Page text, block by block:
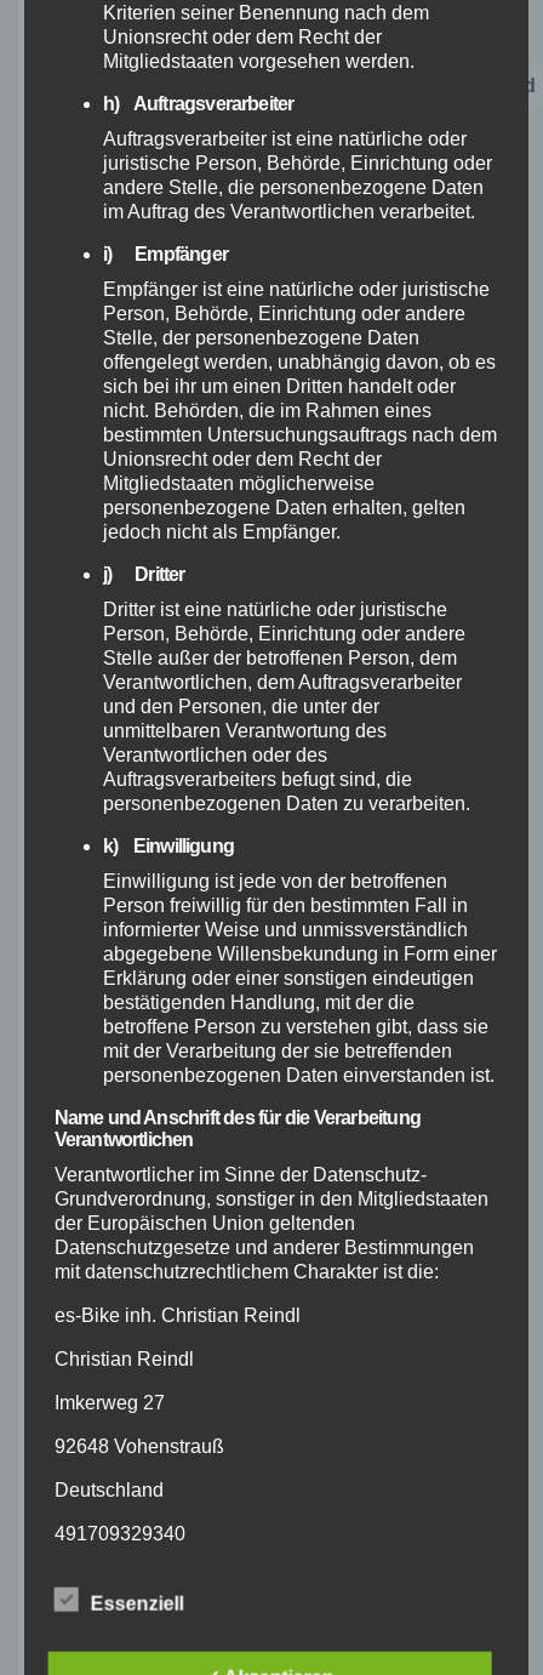
Rädern und erkunde die Schätze Hessens.
Schwierigkeitsgrad
Rügen-
Königsberg-Route
420
km
Mittel
Alpenüberquerung Varies Schwer
Hessischer
Radfernweg R8
350
km
Einfach
Vorbereitung auf eine
Bikepacking Tour
Bevor wir uns auf eine aufregende Bikepacking
Tour begeben, ist es wichtig, einige Dinge
vorzubereiten. Hier sind einige Tipps, die uns
helfen, uns optimal auf unser Abenteuer
vorzubereiten:
1. Die richtige
Bikepacking Ausrüstung
Um sicherzustellen, dass wir während unserer
Tour gut ausgestattet sind, benötigen wir die
richtigeBikepacking Ausrüstung. Dazu
gehören:
Ein stabiles und zuverlässiges Fahrrad,
das für längere Strecken geeignet ist. Wir
empfehlen Fahrräder von renommierten
Herstellern wie Bavarian Bike.
Rucksack, um unsere persönlichen
Gegenstände sicher und geschützt zu
transportieren.
Wetterfeste Kleidung, um uns vor Regen,
Wind und Kälte zu schützen.
erholsame Nachtruhe während des
Campings.
Werkzeuge und Ersatzteile, um kleinere
können.
2. Die richtigen
sicher zu gestalten, sollten wir die folgenden
Kriterien seiner Benennung nach dem
Unionsrecht oder dem Recht der
Mitgliedstaaten vorgesehen werden.
h) Auftragsverarbeiter
Auftragsverarbeiter ist eine natürliche oder
juristische Person, Behörde, Einrichtung oder
andere Stelle, die personenbezogene Daten
im Auftrag des Verantwortlichen verarbeitet.
i) Empfänger
Empfänger ist eine natürliche oder juristische
Person, Behörde, Einrichtung oder andere
Stelle, der personenbezogene Daten
offengelegt werden, unabhängig davon, ob es
sich bei ihr um einen Dritten handelt oder
nicht. Behörden, die im Rahmen eines
bestimmten Untersuchungsauftrags nach dem
Unionsrecht oder dem Recht der
Mitgliedstaaten möglicherweise
personenbezogene Daten erhalten, gelten
jedoch nicht als Empfänger.
j) Dritter
Dritter ist eine natürliche oder juristische
Person, Behörde, Einrichtung oder andere
Stelle außer der betroffenen Person, dem
Verantwortlichen, dem Auftragsverarbeiter
und den Personen, die unter der
unmittelbaren Verantwortung des
Verantwortlichen oder des
Auftragsverarbeiters befugt sind, die
personenbezogenen Daten zu verarbeiten.
k) Einwilligung
Einwilligung ist jede von der betroffenen
Person freiwillig für den bestimmten Fall in
informierter Weise und unmissverständlich
abgegebene Willensbekundung in Form einer
Erklärung oder einer sonstigen eindeutigen
bestätigenden Handlung, mit der die
betroffene Person zu verstehen gibt, dass sie
mit der Verarbeitung der sie betreffenden
personenbezogenen Daten einverstanden ist.
Name und Anschrift des für die Verarbeitung
Verantwortlichen
Verantwortlicher im Sinne der Datenschutz-
Grundverordnung, sonstiger in den Mitgliedstaaten
der Europäischen Union geltenden
Datenschutzgesetze und anderer Bestimmungen
mit datenschutzrechtlichem Charakter ist die:
es-Bike inh. Christian Reindl
Christian Reindl
Imkerweg 27
92648 Vohenstrauß
Deutschland
491709329340
Essenziell